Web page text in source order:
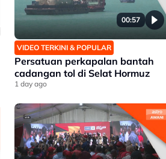
00:57
VIDEO TERKINI & POPULAR
Persatuan perkapalan bantah
cadangan tol di Selat Hormuz
1 day ago